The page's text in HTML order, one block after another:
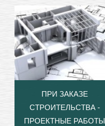
ПРИ ЗАКАЗЕ
СТРОИТЕЛЬСТВА -
ПРОЕКТНЫЕ РАБОТЫ